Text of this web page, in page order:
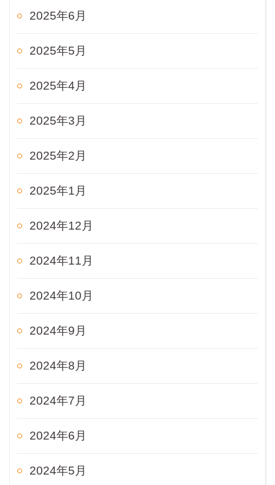
2025年6月
2025年5月
2025年4月
2025年3月
2025年2月
2025年1月
2024年12月
2024年11月
2024年10月
2024年9月
2024年8月
2024年7月
2024年6月
2024年5月